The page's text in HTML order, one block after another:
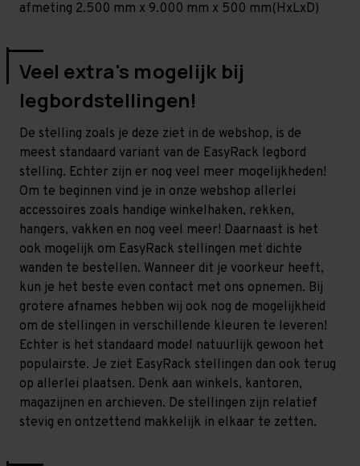
afmeting 2.500 mm x 9.000 mm x 500 mm(HxLxD)
Veel extra's mogelijk bij
legbordstellingen!
De stelling zoals je deze ziet in de webshop, is de
meest standaard variant van de EasyRack legbord
stelling. Echter zijn er nog veel meer mogelijkheden!
Om te beginnen vind je in onze webshop allerlei
accessoires zoals handige winkelhaken, rekken,
hangers, vakken en nog veel meer! Daarnaast is het
ook mogelijk om EasyRack stellingen met dichte
wanden te bestellen. Wanneer dit je voorkeur heeft,
kun je het beste even contact met ons opnemen. Bij
grotere afnames hebben wij ook nog de mogelijkheid
om de stellingen in verschillende kleuren te leveren!
Echter is het standaard model natuurlijk gewoon het
populairste. Je ziet EasyRack stellingen dan ook terug
op allerlei plaatsen. Denk aan winkels, kantoren,
magazijnen en archieven. De stellingen zijn relatief
stevig en ontzettend makkelijk in elkaar te zetten.